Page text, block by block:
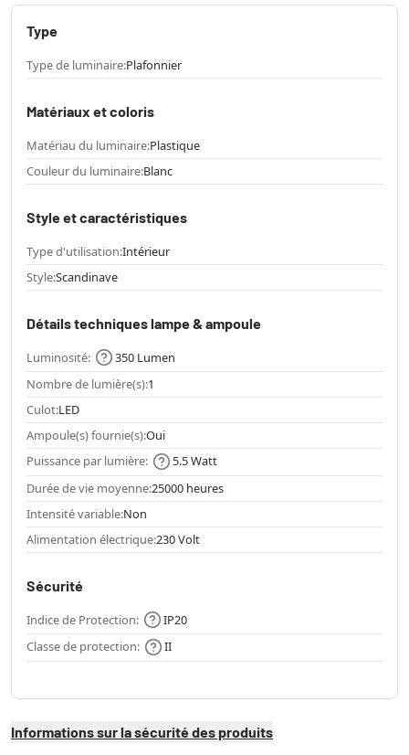
Type
Type de luminaire:Plafonnier
Matériaux et coloris
Matériau du luminaire:Plastique
Couleur du luminaire:Blanc
Style et caractéristiques
Type d'utilisation:Intérieur
Style:Scandinave
Détails techniques lampe & ampoule
Luminosité:
350 Lumen
Nombre de lumière(s):1
Culot:LED
Ampoule(s) fournie(s):Oui
Puissance par lumière:
5.5 Watt
Durée de vie moyenne:25000 heures
Intensité variable:Non
Alimentation électrique:230 Volt
Sécurité
Indice de Protection:
IP20
Classe de protection:
II
Informations sur la sécurité des produits